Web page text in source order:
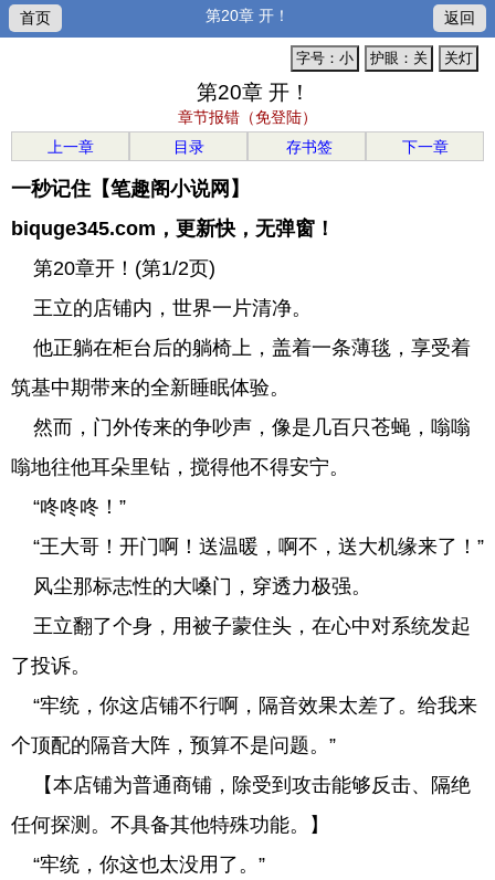
首页 第20章 开！ 返回
关灯
护眼：关
字号：小
第20章 开！
章节报错（免登陆）
上一章
目录 存书签 下一章
一秒记住【笔趣阁小说网】
biquge345.com，更新快，无弹窗！
第20章开！(第1/2页)
王立的店铺内，世界一片清净。
他正躺在柜台后的躺椅上，盖着一条薄毯，享受着
筑基中期带来的全新睡眠体验。
然而，门外传来的争吵声，像是几百只苍蝇，嗡嗡
嗡地往他耳朵里钻，搅得他不得安宁。
“咚咚咚！”
“王大哥！开门啊！送温暖，啊不，送大机缘来了！”
风尘那标志性的大嗓门，穿透力极强。
王立翻了个身，用被子蒙住头，在心中对系统发起
了投诉。
“牢统，你这店铺不行啊，隔音效果太差了。给我来
个顶配的隔音大阵，预算不是问题。”
【本店铺为普通商铺，除受到攻击能够反击、隔绝
任何探测。不具备其他特殊功能。】
“牢统，你这也太没用了。”